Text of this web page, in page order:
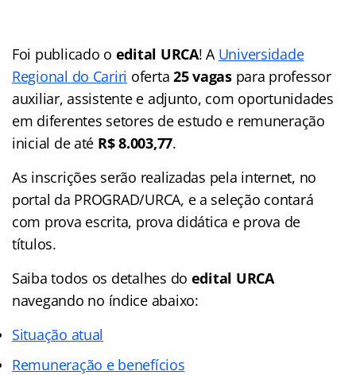
Foi publicado o edital URCA! A Universidade
Regional do Cariri oferta 25 vagaspara professor
auxiliar, assistente e adjunto, com oportunidades
em diferentes setores de estudo e remuneração
inicial de até R$ 8.003,77.
As inscrições serão realizadas pela internet, no
portal da PROGRAD/URCA, e a seleção contará
com prova escrita, prova didática e prova de
títulos.
Saiba todos os detalhes do edital URCA
navegando no índiceabaixo:
Situação atual
Remuneração e benefícios